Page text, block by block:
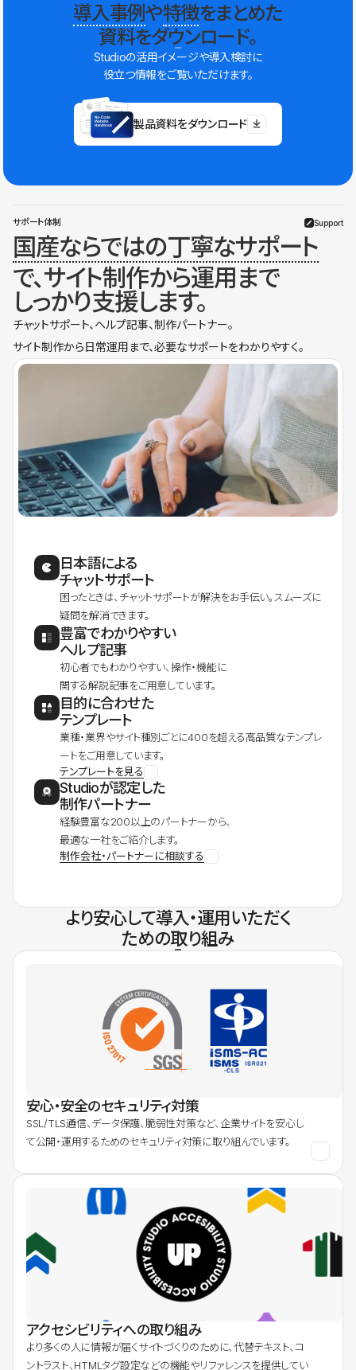
導入事例や特徴をまとめた
資料をダウンロード。
Studioの活用イメージや導入検討に
役立つ情報をご覧いただけます。
製品資料をダウンロード
サポート体制 Support
国産ならではの丁寧なサポート
で、サイト制作から運用まで
しっかり支援します。
チャットサポート、ヘルプ記事、制作パートナー。
サイト制作から日常運用まで、必要なサポートをわかりやすく。
日本語による
チャットサポート
困ったときは、チャットサポートが解決をお手伝い。スムーズに
疑問を解消できます。
豊富でわかりやすい
ヘルプ記事
初心者でもわかりやすい、操作・機能に
関する解説記事をご用意しています。
目的に合わせた
テンプレート
業種・業界やサイト種別ごとに400を超える高品質なテンプレ
ートをご用意しています。
テンプレートを見る
Studioが認定した
制作パートナー
経験豊富な200以上のパートナーから、
最適な一社をご紹介します。
制作会社・パートナーに相談する
より安心して導入・運用いただく
ための取り組み
安心・安全のセキュリティ対策
SSL/TLS通信、データ保護、脆弱性対策など、企業サイトを安心し
て公開・運用するためのセキュリティ対策に取り組んでいます。
アクセシビリティへの取り組み
より多くの人に情報が届くサイトづくりのために、代替テキスト、コ
ントラスト、HTMLタグ設定などの機能やリファレンスを提供してい